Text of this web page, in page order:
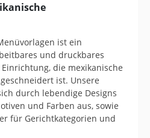
ist ein
und druckbares
die mexikanische
ist. Unsere
durch lebendige Designs
und Farben aus, sowie
für Gerichtkategorien und